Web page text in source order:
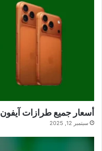
أسعار جميع طرازات آيفون 17 في سوريا
سبتمبر 12, 2025